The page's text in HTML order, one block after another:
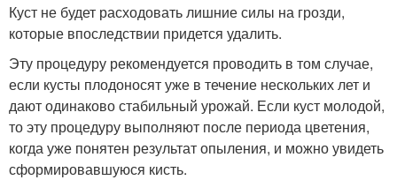
Куст не будет расходовать лишние силы на грозди,
которые впоследствии придется удалить.
Эту процедуру рекомендуется проводить в том случае,
если кусты плодоносят уже в течение нескольких лет и
дают одинаково стабильный урожай. Если куст молодой,
то эту процедуру выполняют после периода цветения,
когда уже понятен результат опыления, и можно увидеть
сформировавшуюся кисть.